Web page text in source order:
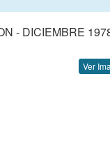
- DICIEMBRE
Ver